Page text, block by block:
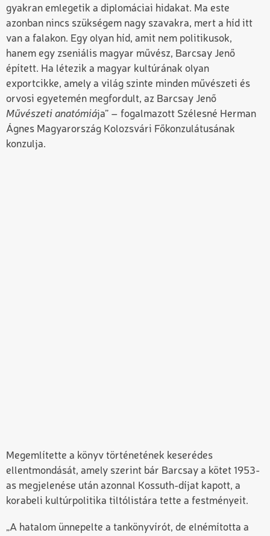
gyakran emlegetik a diplomáciai hidakat. Ma este
azonban nincs szükségem nagy szavakra, mert a híd itt
van a falakon. Egy olyan híd, amit nem politikusok,
hanem egy zseniális magyar művész, Barcsay Jenő
épített. Ha létezik a magyar kultúrának olyan
exportcikke, amely a világ szinte minden művészeti és
orvosi egyetemén megfordult, az Barcsay Jenő
Művészeti anatómiája” – fogalmazott Szélesné Herman
Ágnes Magyarország Kolozsvári Főkonzulátusának
konzulja.
Megemlítette a könyv történetének keserédes
ellentmondását, amely szerint bár Barcsay a kötet 1953-
as megjelenése után azonnal Kossuth-díjat kapott, a
korabeli kultúrpolitika tiltólistára tette a festményeit.
„A hatalom ünnepelte a tankönyvírót, de elnémította a